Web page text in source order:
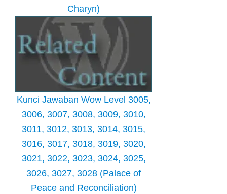
Charyn)
Kunci Jawaban Wow Level 3005,
3006, 3007, 3008, 3009, 3010,
3011, 3012, 3013, 3014, 3015,
3016, 3017, 3018, 3019, 3020,
3021, 3022, 3023, 3024, 3025,
3026, 3027, 3028 (Palace of
Peace and Reconciliation)